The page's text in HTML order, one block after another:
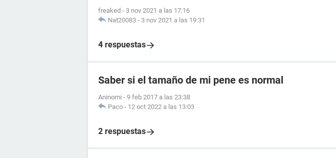
freaked - 3 nov 2021 a las 17:16
Nat20083 - 3 nov 2021 a las 19:31
4 respuestas
Saber si el tamaño de mi pene es normal
Aninomi - 9 feb 2017 a las 23:38
Paco - 12 oct 2022 a las 13:03
2 respuestas